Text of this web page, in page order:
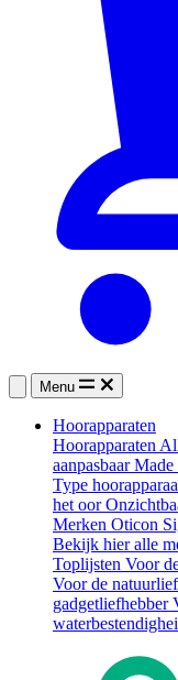
Menu
Hoorapparaten
Hoorapparaten
aanpasbaarMade
Type
het oor
Merken Oticon
Bekijk hier alle
Toplijsten Voor
Voor de
gadgetliefhebber